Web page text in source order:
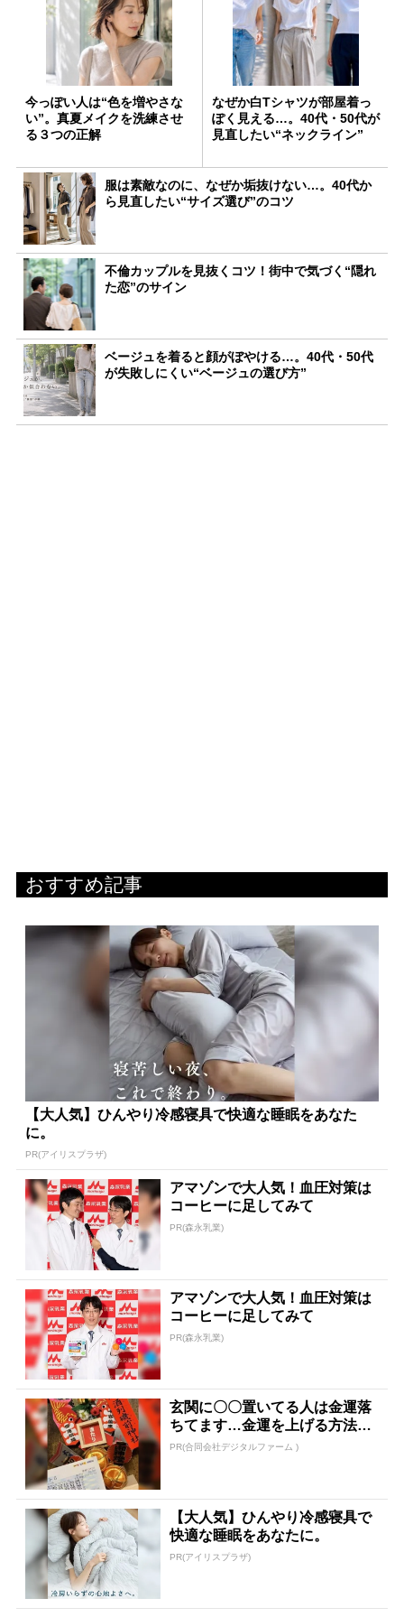
今っぽい人は“色を増やさな
い”。真夏メイクを洗練させ
る３つの正解
なぜか白Tシャツが部屋着っ
ぽく見える…。40代・50代が
見直したい“ネックライン”
服は素敵なのに、なぜか垢抜けない…。40代か
ら見直したい“サイズ選び”のコツ
不倫カップルを見抜くコツ！街中で気づく“隠れ
た恋”のサイン
ベージュを着ると顔がぼやける…。40代・50代
が失敗しにくい“ベージュの選び方”
おすすめ記事
【大人気】ひんやり冷感寝具で快適な睡眠をあなた
に。
PR(アイリスプラザ)
アマゾンで大人気！血圧対策は
コーヒーに足してみて
PR(森永乳業)
アマゾンで大人気！血圧対策は
コーヒーに足してみて
PR(森永乳業)
玄関に〇〇置いてる人は金運落
ちてます…金運を上げる方法と
は
PR(合同会社デジタルファーム )
【大人気】ひんやり冷感寝具で
快適な睡眠をあなたに。
PR(アイリスプラザ)